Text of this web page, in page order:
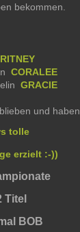
bekommen.
CORALEE
GRACIE
und haben
tolle
erzielt :-))
Titel
BOB